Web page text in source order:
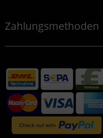
Zahlungsmethoden